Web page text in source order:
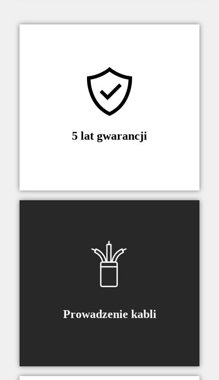
5 lat gwarancji
Jesteśmy pewni naszych produktów.
Dlatego, jako producent, na wszystkie
urządzenia oraz komponenty dajemy
Prowadzenie kabli